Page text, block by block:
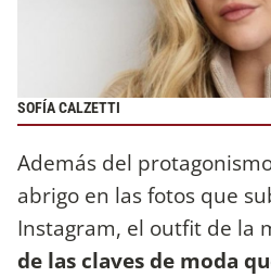
SOFÍA CALZETTI
Además del
abrigo en las fotos que
Instagram, el outfit de la
de las claves de moda